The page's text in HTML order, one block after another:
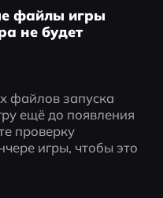
файлы игры
не будет
файлов запуска
ещё до появления
проверку
игры, чтобы это